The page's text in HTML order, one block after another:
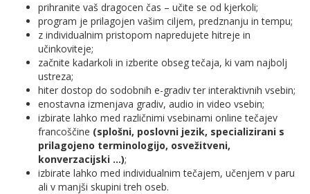
prihranite vaš dragocen čas – učite se od kjerkoli;
program je prilagojen vašim ciljem, predznanju in tempu;
z individualnim pristopom napredujete hitreje in
učinkoviteje;
začnite kadarkoli in izberite obseg tečaja, ki vam najbolj
ustreza;
hiter dostop do sodobnih e-gradiv ter interaktivnih vsebin;
enostavna izmenjava gradiv, audio in video vsebin;
izbirate lahko med različnimi vsebinami online tečajev
francoščine (splošni, poslovni jezik, specializirani s
prilagojeno terminologijo, osvežitveni,
konverzacijski ...);
izbirate lahko med individualnim tečajem, učenjem v paru
ali v manjši skupini treh oseb.